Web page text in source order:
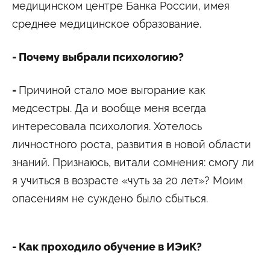
Заочная форма обучения
Мероприятия
Выездные студенческие мероприятия
Контакты
Администрация
+7 (495) 795-00-11
Приёмная комиссия
+7 (495) 795-00-10
Подписаться на нас
Министерство науки и высшего образования
Министерство просвещения Российской
медицинском центре Банка России, имея
среднее медицинское образование.
- Почему выбрали психологию?
- Причиной стало мое выгорание как
медсестры. Да и вообще меня всегда
интересовала психология. Хотелось
личностного роста, развития в новой области
знаний. Признаюсь, витали сомнения: смогу ли
я учиться в возрасте «чуть за 20 лет»? Моим
опасениям не суждено было сбыться.
- Как проходило обучение в ИЭиК?